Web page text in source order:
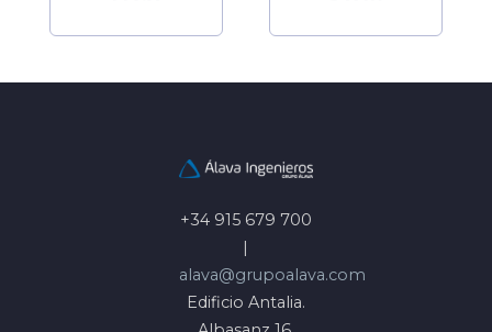
+34 915 679 700
|
alava@grupoalava.com
Edificio Antalia.